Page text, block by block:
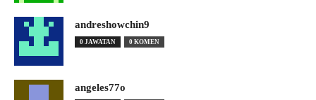
andreshowchin9
0 JAWATAN 0 KOMEN
angeles77o